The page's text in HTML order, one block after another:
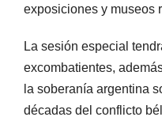
exposiciones y museos
La sesión especial
excombatientes,
la soberanía argentina
décadas del conflicto